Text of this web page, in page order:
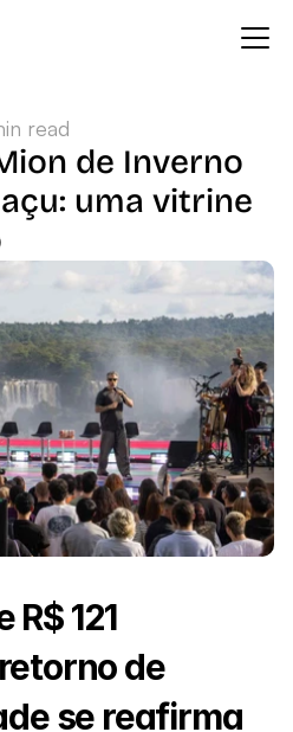
read
de Inverno
uma vitrine
R$ 121
de
se reafirma